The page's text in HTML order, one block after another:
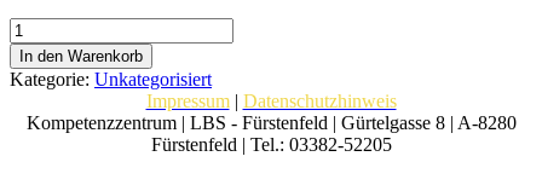
test
am
12.04.2025
#3196
Menge
In den Warenkorb
Kategorie: Unkategorisiert
Impressum| Datenschutzhinweis
Kompetenzzentrum | LBS - Fürstenfeld | Gürtelgasse 8 | A-8280
Fürstenfeld | Tel.: 03382-52205